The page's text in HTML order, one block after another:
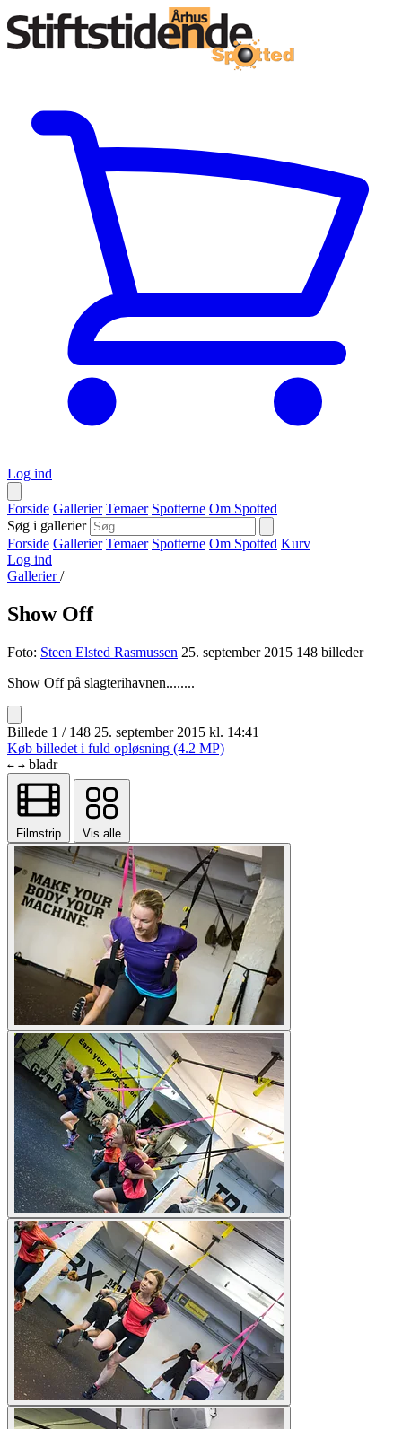
Log ind
Forside Gallerier Temaer Spotterne Om Spotted
Søg i gallerier
Forside Gallerier Temaer Spotterne Om Spotted Kurv
Log ind
Gallerier/
Show Off
Foto: Steen Elsted Rasmussen 25. september 2015 148 billeder
Show Off på slagterihavnen........
Billede 1 / 148 25. september 2015 kl. 14:41
Køb billedet i fuld opløsning (4.2 MP)
← → bladr
Filmstrip Vis alle